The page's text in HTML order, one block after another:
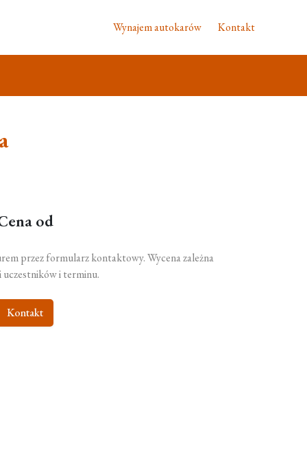
Wynajem autokarów Kontakt
od
przez formularz kontaktowy. Wycena zależna
uczestników i terminu.
Kontakt